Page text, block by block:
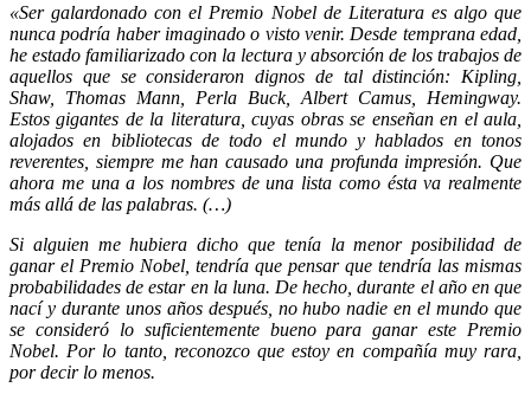
«Ser galardonado con el Premio Nobel de Literatura es algo que
nunca podría haber imaginado o visto venir. Desde temprana edad,
he estado familiarizado con la lectura y absorción de los trabajos de
aquellos que se consideraron dignos de tal distinción: Kipling,
Shaw, Thomas Mann, Perla Buck, Albert Camus, Hemingway.
Estos gigantes de la literatura, cuyas obras se enseñan en el aula,
alojados en bibliotecas de todo el mundo y hablados en tonos
reverentes, siempre me han causado una profunda impresión. Que
ahora me una a los nombres de una lista como ésta va realmente
más allá de las palabras. (…)
Si alguien me hubiera dicho que tenía la menor posibilidad de
ganar el Premio Nobel, tendría que pensar que tendría las mismas
probabilidades de estar en la luna. De hecho, durante el año en que
nací y durante unos años después, no hubo nadie en el mundo que
se consideró lo suficientemente bueno para ganar este Premio
Nobel. Por lo tanto, reconozco que estoy en compañía muy rara,
por decir lo menos.